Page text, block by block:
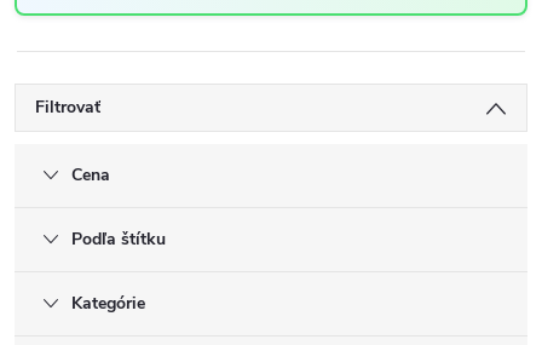
Filtrovať
Cena
Podľa štítku
Kategórie